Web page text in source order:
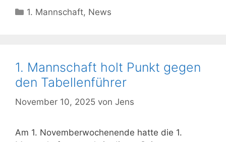
Kategorien
1. Mannschaft, News
1. Mannschaft holt Punkt gegen
den Tabellenführer
November 10, 2025 von Jens
Am 1. Novemberwochenende hatte die 1.